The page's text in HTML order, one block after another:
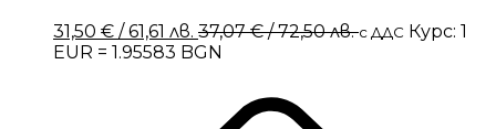
31,50 € / 61,61 лв. 37,07€/ 72,50 лв.с ДДС Курс: 1
EUR = 1.95583 BGN